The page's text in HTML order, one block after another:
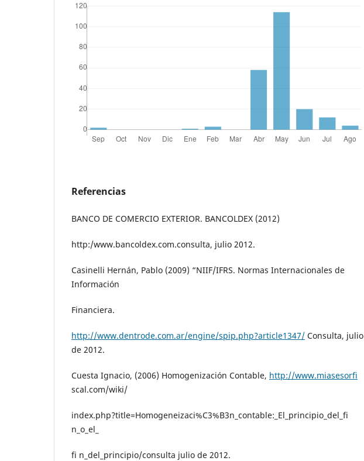
Referencias
BANCO DE COMERCIO EXTERIOR. BANCOLDEX (2012)
http:/www.bancoldex.com.consulta, julio 2012.
Casinelli Hernán, Pablo (2009) “NIIF/IFRS. Normas Internacionales de
Información
Financiera.
http://www.dentrode.com.ar/engine/spip.php?article1347/ Consulta, julio
de 2012.
Cuesta Ignacio, (2006) Homogenización Contable, http://www.miasesorfi
scal.com/wiki/
index.php?title=Homogeneizaci%C3%B3n_contable:_El_principio_del_fi
n_o_el_
fi n_del_principio/consulta julio de 2012.